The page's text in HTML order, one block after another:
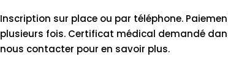
Inscription sur place ou par téléphone.
plusieurs fois. Certificat médical demandé
nous contacter pour en savoir plus.